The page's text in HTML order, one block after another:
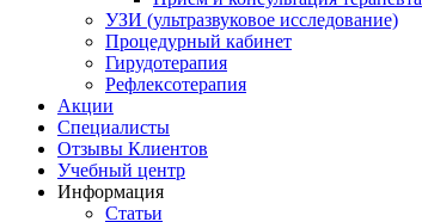
УЗИ (ультразвуковое исследование)
Процедурный кабинет
Гирудотерапия
Рефлексотерапия
Акции
Специалисты
Отзывы Клиентов
Учебный центр
Информация
Статьи